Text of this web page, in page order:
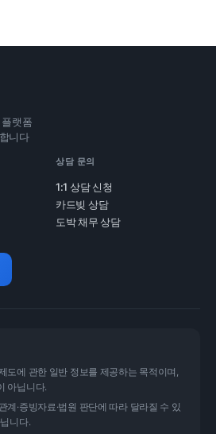
랫폼
니다
상담 문의
1:1 상담 신청
카드빚 상담
도박 채무 상담
도에 관한 일반 정보를 제공하는 목적이며,
아닙니다.
계·증빙자료·법원 판단에 따라 달라질 수 있
니다.